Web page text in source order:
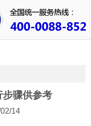
步骤供参考
14